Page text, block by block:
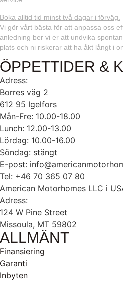
Boka alltid tid minst två dagar i förväg.
Vi gör vårt bästa för att anpassa oss
anledning ber vi er att undvika
plats och ni riskerar att ha åkt långt i
ÖPPETTIDER &
Adress:
Borres väg 2
612 95 Igelfors
Mån-Fre: 10.00-18.00
Lunch: 12.00-13.00
Lördag: 10.00-16.00
Söndag: stängt
E-post:
Tel: +46 70 365 07 80
American Motorhomes LLC i
Adress:
124 W Pine Street
Missoula, MT 59802
ALLMÄNT
Finansiering
Garanti
Inbyten